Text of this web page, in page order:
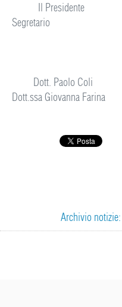
Il
Segretario
Dott.
Dott.ssa Giovanna Farina
Archivio